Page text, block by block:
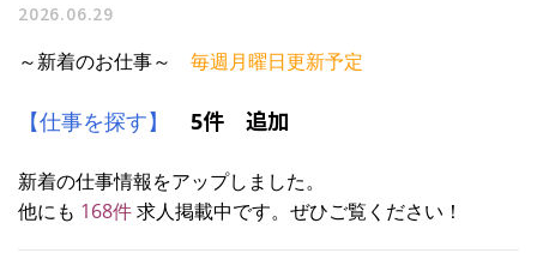
2026.06.29
～新着のお仕事～ 毎週月曜日更新予定
【仕事を探す】 5件 追加
新着の仕事情報をアップしました。
他にも 168件求人掲載中です。ぜひご覧ください！